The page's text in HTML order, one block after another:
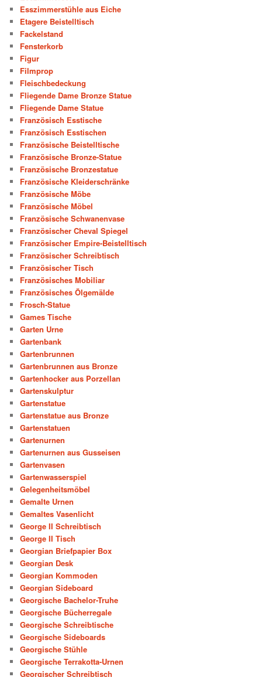
Esszimmerstühle aus Eiche
Etagere Beistelltisch
Fackelstand
Fensterkorb
Figur
Filmprop
Fleischbedeckung
Fliegende Dame Bronze Statue
Fliegende Dame Statue
Französisch Esstische
Französisch Esstischen
Französische Beistelltische
Französische Bronze-Statue
Französische Bronzestatue
Französische Kleiderschränke
Französische Möbe
Französische Möbel
Französische Schwanenvase
Französischer Cheval Spiegel
Französischer Empire-Beistelltisch
Französischer Schreibtisch
Französischer Tisch
Französisches Mobiliar
Französisches Ölgemälde
Frosch-Statue
Games Tische
Garten Urne
Gartenbank
Gartenbrunnen
Gartenbrunnen aus Bronze
Gartenhocker aus Porzellan
Gartenskulptur
Gartenstatue
Gartenstatue aus Bronze
Gartenstatuen
Gartenurnen
Gartenurnen aus Gusseisen
Gartenvasen
Gartenwasserspiel
Gelegenheitsmöbel
Gemalte Urnen
Gemaltes Vasenlicht
George II Schreibtisch
George II Tisch
Georgian Briefpapier Box
Georgian Desk
Georgian Kommoden
Georgian Sideboard
Georgische Bachelor-Truhe
Georgische Bücherregale
Georgische Schreibtische
Georgische Sideboards
Georgische Stühle
Georgische Terrakotta-Urnen
Georgischer Schreibtisch